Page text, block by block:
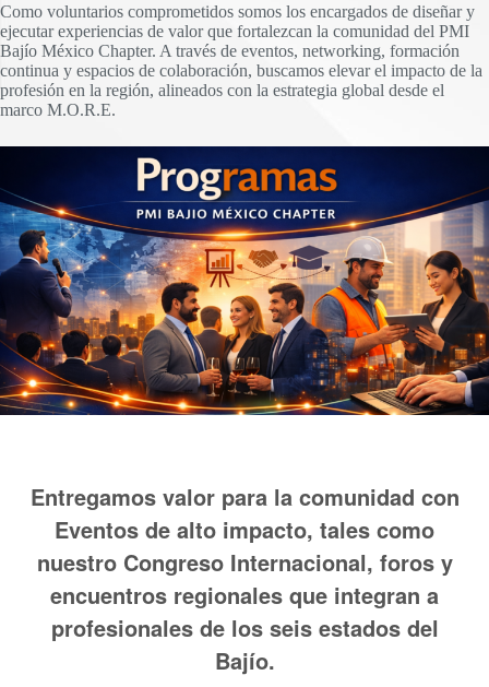
Como voluntarios comprometidos somos los encargados de diseñar y
ejecutar experiencias de valor que fortalezcan la comunidad del PMI
Bajío México Chapter. A través de eventos, networking, formación
continua y espacios de colaboración, buscamos elevar el impacto de la
profesión en la región, alineados con la estrategia global desde el
marco M.O.R.E.
Entregamos valor para la comunidad con
Eventos de alto impacto, tales como
nuestro Congreso Internacional, foros y
encuentros regionales que integran a
profesionales de los seis estados del
Bajío.